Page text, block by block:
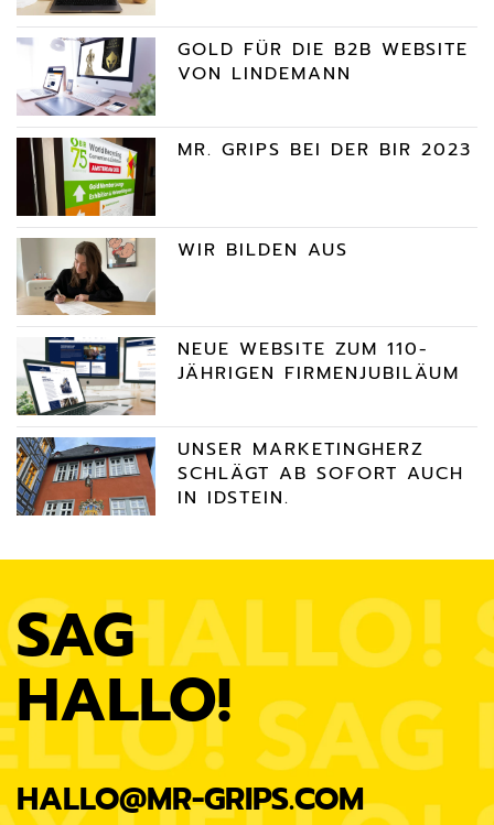
GOLD FÜR DIE B2B WEBSITE
VON LINDEMANN
MR. GRIPS BEI DER BIR 2023
WIR BILDEN AUS
NEUE WEBSITE ZUM 110-
JÄHRIGEN FIRMENJUBILÄUM
UNSER MARKETINGHERZ
SCHLÄGT AB SOFORT AUCH
IN IDSTEIN.
SAG
HALLO!
HALLO@MR-GRIPS.COM